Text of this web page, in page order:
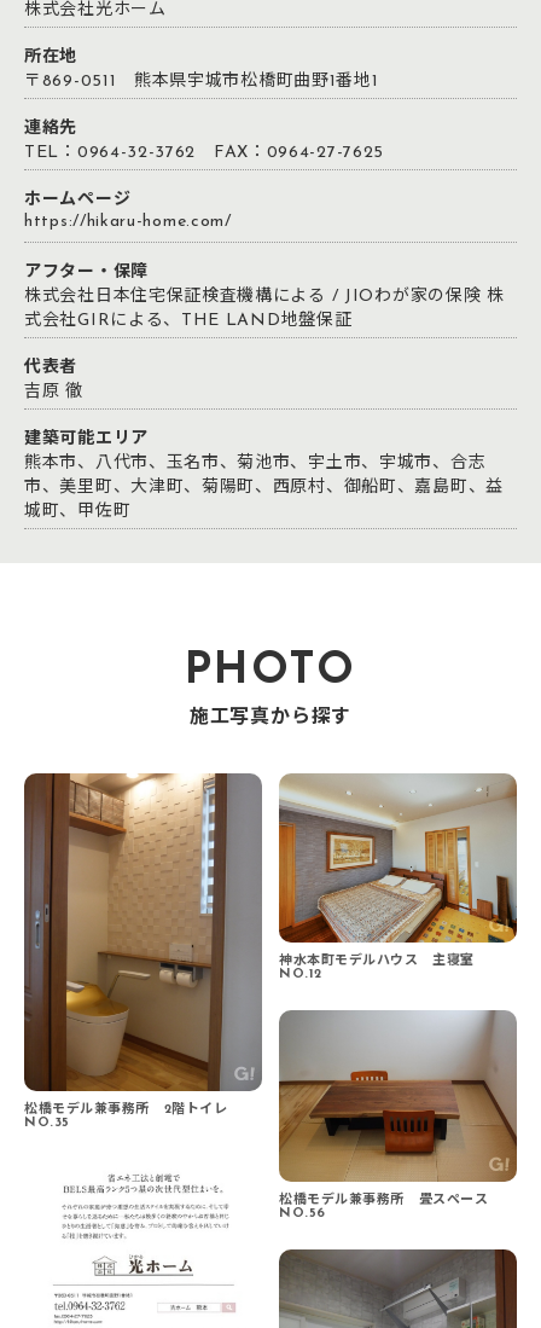
株式会社光ホーム
所在地
〒869-0511 熊本県宇城市松橋町曲野1番地1
連絡先
TEL：0964-32-3762 FAX：0964-27-7625
ホームページ
https://hikaru-home.com/
アフター・保障
株式会社日本住宅保証検査機構による / JIOわが家の保険 株
式会社GIRによる、THE LAND地盤保証
代表者
吉原 徹
建築可能エリア
熊本市、八代市、玉名市、菊池市、宇土市、宇城市、合志
市、美里町、大津町、菊陽町、西原村、御船町、嘉島町、益
城町、甲佐町
PHOTO
施工写真から探す
松橋モデル兼事務所 2階トイレ
NO.35
神水本町モデルハウス 主寝室
NO.12
松橋モデル兼事務所 畳スペース
NO.56